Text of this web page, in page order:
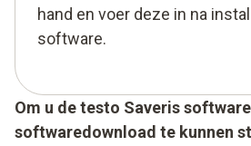
hand en voer deze in na
software.
Om u de testo Saveris
softwaredownload te kunnen